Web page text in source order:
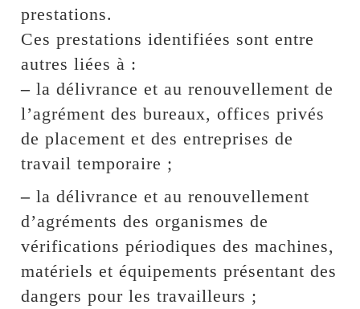
prestations.
Ces prestations identifiées sont entre
autres liées à :
– la délivrance et au renouvellement de
l’agrément des bureaux, offices privés
de placement et des entreprises de
travail temporaire ;
– la délivrance et au renouvellement
d’agréments des organismes de
vérifications périodiques des machines,
matériels et équipements présentant des
dangers pour les travailleurs ;